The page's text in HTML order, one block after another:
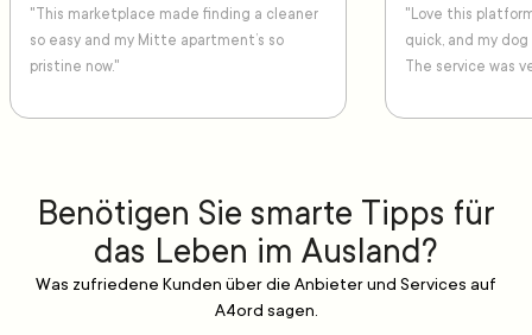
"This marketplace made finding a cleaner
so easy and my Mitte apartment’s so
pristine now."
"Love this
quick, and my
The service was
Benötigen Sie smarte Tipps für
das Leben im Ausland?
Was zufriedene Kunden über die Anbieter und Services auf
A4ord sagen.